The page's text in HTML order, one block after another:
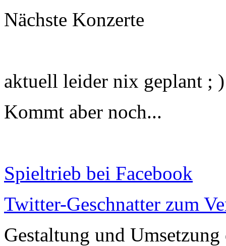
Nächste Konzerte
aktuell leider nix geplant ; )
Kommt aber noch...
Spieltrieb bei Facebook
Twitter-Geschnatter zum
Gestaltung und